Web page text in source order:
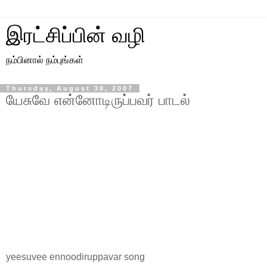
இரட்சிப்பின் வழி
நம்பினால் நம்புங்கள்
Thursday, August 30, 2007
யேசுவே என்னோடிருப்பவர் பாடல்
yeesuvee ennoodiruppavar song